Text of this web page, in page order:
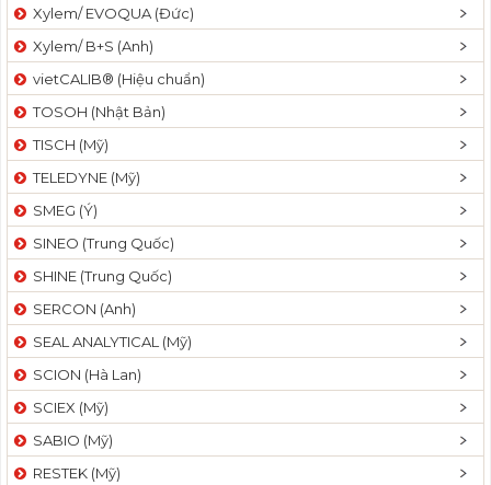
Xylem/ EVOQUA (Đức)
Xylem/ B+S (Anh)
vietCALIB® (Hiệu chuẩn)
TOSOH (Nhật Bản)
TISCH (Mỹ)
TELEDYNE (Mỹ)
SMEG (Ý)
SINEO (Trung Quốc)
SHINE (Trung Quốc)
SERCON (Anh)
SEAL ANALYTICAL (Mỹ)
SCION (Hà Lan)
SCIEX (Mỹ)
SABIO (Mỹ)
RESTEK (Mỹ)